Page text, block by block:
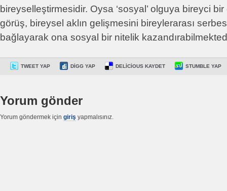
bireyselleştirmesidir. Oysa ‘sosyal’ olguya bireyci
görüş, bireysel aklın gelişmesini bireylerarası
bağlayarak ona sosyal bir nitelik
TWEET YAP DIGG YAP DELICIOUS KAYDET STUMBLE YAP
Yorum gönder
Yorum göndermek için giriş yapmalısınız.